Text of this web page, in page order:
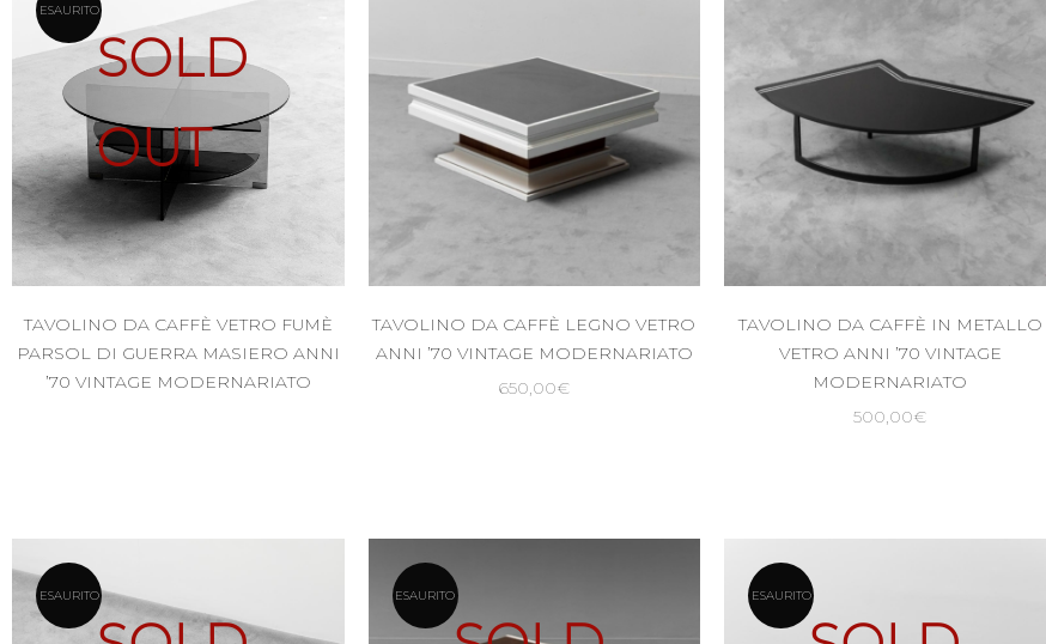
SOLD
OUT
ESAURITO
TAVOLINO DA CAFFÈ VETRO FUMÈ
PARSOL DI GUERRA MASIERO ANNI
’70 VINTAGE MODERNARIATO
TAVOLINO DA CAFFÈ LEGNO VETRO
ANNI ’70 VINTAGE MODERNARIATO
650,00€
TAVOLINO DA CAFFÈ IN METALLO
VETRO ANNI ’70 VINTAGE
MODERNARIATO
500,00€
ESAURITO ESAURITO ESAURITO